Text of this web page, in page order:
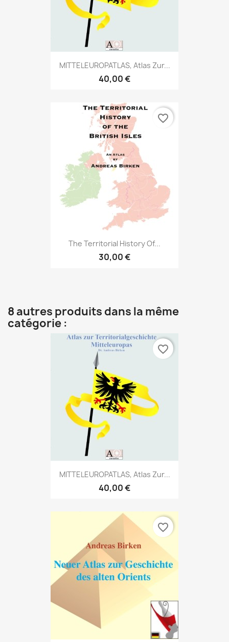
MITTELEUROPATLAS, Atlas Zur...
40,00 €
The Territorial History Of...
30,00 €
favorite_border
8 autres produits dans la même
catégorie :
MITTELEUROPATLAS, Atlas Zur...
40,00 €
favorite_border
favorite_border